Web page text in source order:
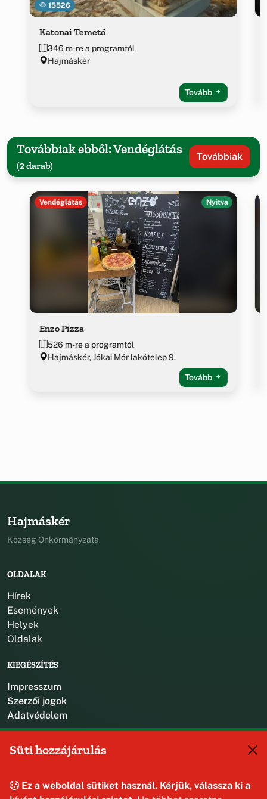
15526
Katonai Temető
346 m-re a programtól
Hajmáskér
Tovább
Továbbiak ebből: Vendéglátás
(2 darab)
Továbbiak
Vendéglátás Nyitva
Enzo Pizza
526 m-re a programtól
Hajmáskér, Jókai Mór lakótelep 9.
Tovább
Hajmáskér
Község Önkormányzata
OLDALAK
Hírek
Események
Helyek
Oldalak
KIEGÉSZÍTÉS
Impresszum
Szerzői jogok
Adatvédelem
8192 Hajmáskér, Kossuth Lajos u. 31.
Süti hozzájárulás
Ez a weboldal sütiket használ. Kérjük, válassza ki a